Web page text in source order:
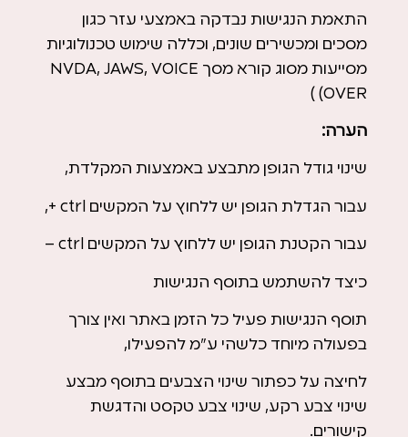
התאמת הנגישות נבדקה באמצעי עזר כגון
מסכים ומכשירים שונים, וכללה שימוש טכנולוגיות
מסייעות מסוג קורא מסך NVDA, JAWS, VOICE
OVER) )
הערה:
שינוי גודל הגופן מתבצע באמצעות המקלדת,
עבור הגדלת הגופן יש ללחוץ על המקשים ctrl +,
עבור הקטנת הגופן יש ללחוץ על המקשים ctrl –
כיצד להשתמש בתוסף הנגישות
תוסף הנגישות פעיל כל הזמן באתר ואין צורך
בפעולה מיוחד כלשהי ע”מ להפעילו,
לחיצה על כפתור שינוי הצבעים בתוסף מבצע
שינוי צבע רקע, שינוי צבע טקסט והדגשת
קישורים.